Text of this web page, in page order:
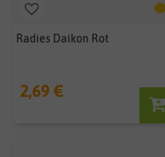
Radies Daikon Rot
2,69 €